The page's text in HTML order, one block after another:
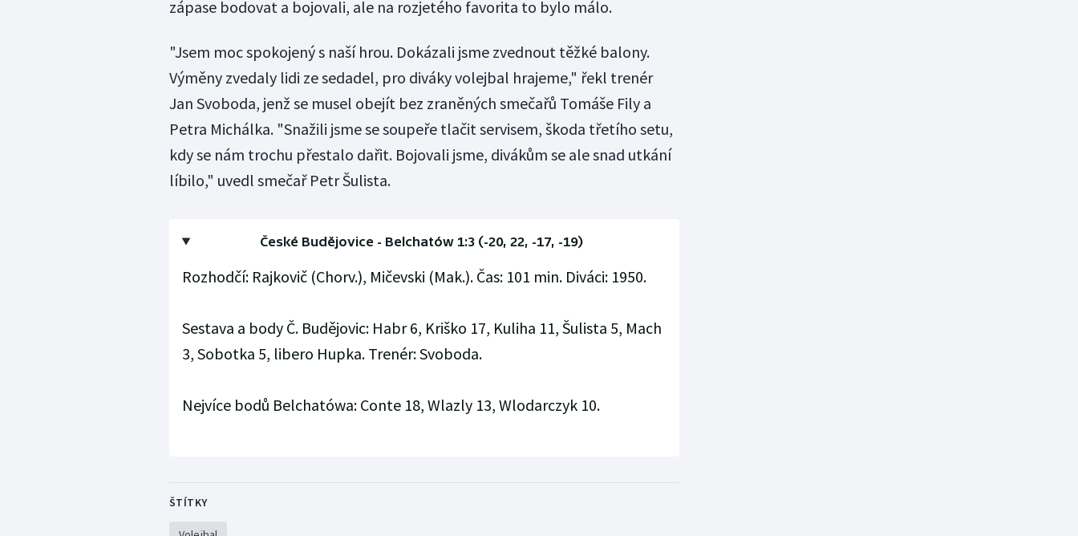
zápase bodovat a bojovali, ale na rozjetého favorita to bylo málo.
"Jsem moc spokojený s naší hrou. Dokázali jsme zvednout těžké balony.
Výměny zvedaly lidi ze sedadel, pro diváky volejbal hrajeme," řekl trenér
Jan Svoboda, jenž se musel obejít bez zraněných smečařů Tomáše Fily a
Petra Michálka. "Snažili jsme se soupeře tlačit servisem, škoda třetího setu,
kdy se nám trochu přestalo dařit. Bojovali jsme, divákům se ale snad utkání
líbilo," uvedl smečař Petr Šulista.
České Budějovice - Belchatów 1:3 (-20, 22, -17, -19)
Rozhodčí: Rajkovič (Chorv.), Mičevski (Mak.). Čas: 101 min. Diváci: 1950.
Sestava a body Č. Budějovic: Habr 6, Kriško 17, Kuliha 11, Šulista 5, Mach
3, Sobotka 5, libero Hupka. Trenér: Svoboda.
Nejvíce bodů Belchatówa: Conte 18, Wlazly 13, Wlodarczyk 10.
ŠTÍTKY